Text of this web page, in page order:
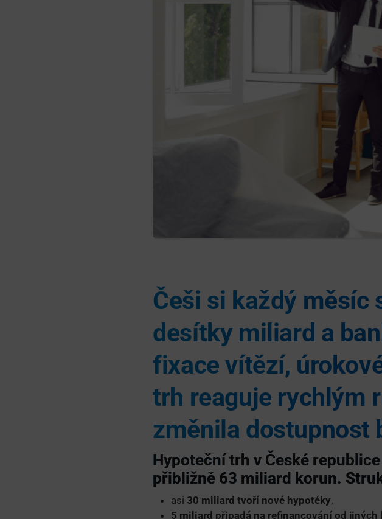
Češi si každý měsíc
desítky miliard a
fixace vítězí,
trh reaguje rychlým
změnila dostupnost
Hypoteční trh v České
přibližně 63 miliard korun.
asi 30 miliard tvoří nové hypotéky,
5 miliard připadá na refinancování od jiných